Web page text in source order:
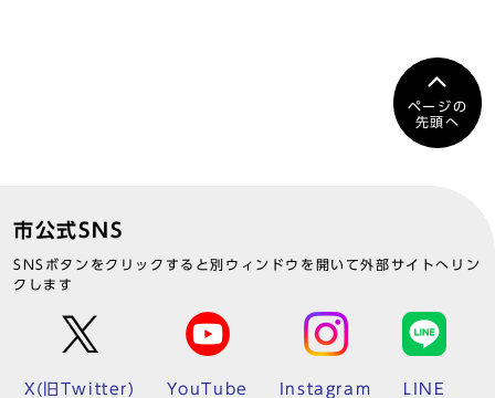
ページの
先頭へ
市公式SNS
SNSボタンをクリックすると別ウィンドウを開いて外部サイトへリン
クします
X(旧Twitter) YouTube Instagram LINE